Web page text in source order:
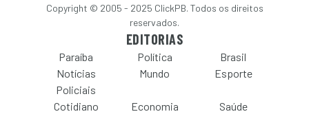
Copyright © 2005 - 2025 ClickPB. Todos os direitos
reservados.
EDITORIAS
Paraíba Política
Brasil
Notícias
Policiais
Mundo Esporte
Cotidiano Economia Saúde